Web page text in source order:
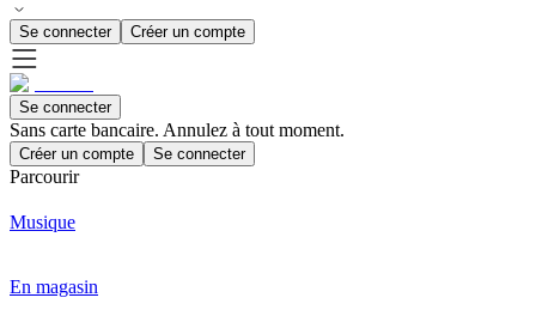
Se connecter Créer un compte
Se connecter
Sans carte bancaire. Annulez à tout moment.
Créer un compte Se connecter
Parcourir
Musique
En magasin